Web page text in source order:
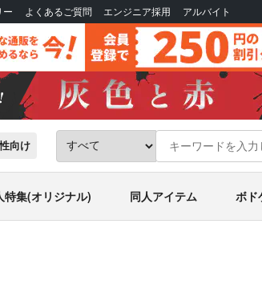
ー よくあるご質問 エンジニア採用 アルバイト
向け
特集(オリジナル) 同人アイテム ボド